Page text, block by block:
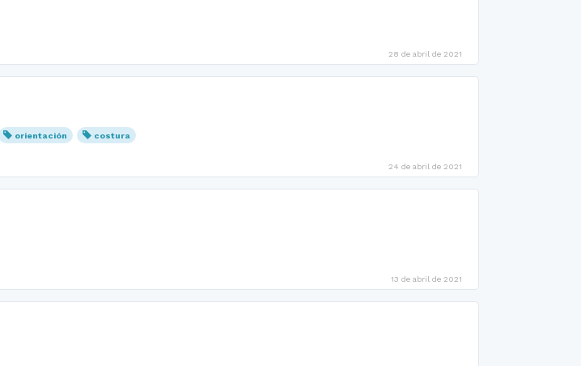
28 de abril de 2021
orientación costura
24 de abril de 2021
13 de abril de 2021